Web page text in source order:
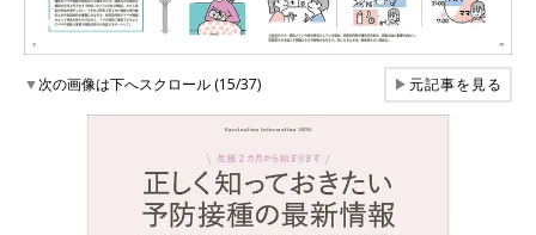
▼次の画像は下へスクロール (15/37) ▶元記事を見る